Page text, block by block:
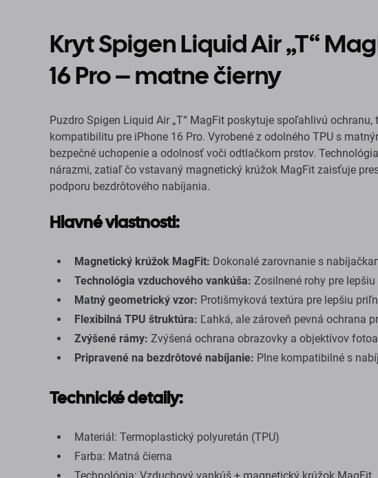
Kryt Spigen Liquid Air „T“
16 Pro – matne čierny
Puzdro Spigen Liquid Air „T“ MagFit poskytuje spoľahlivú
kompatibilitu pre iPhone 16 Pro. Vyrobené z odolného TPU s
bezpečné uchopenie a odolnosť voči odtlačkom prstov.
nárazmi, zatiaľ čo vstavaný magnetický krúžok MagFit zaisťuje
podporu bezdrôtového nabíjania.
Hlavné vlastnosti:
Magnetický krúžok MagFit: Dokonalé zarovnanie s
Technológia vzduchového vankúša: Zosilnené rohy pre
Matný geometrický vzor: Protišmyková textúra pre lepšiu
Flexibilná TPU štruktúra: Ľahká, ale zároveň pevná ochrana
Zvýšené rámy: Zvýšená ochrana obrazovky a objektívov
Pripravené na bezdrôtové nabíjanie: Plne kompatibilné s
Technické detaily:
Materiál: Termoplastický polyuretán (TPU)
Farba: Matná čierna